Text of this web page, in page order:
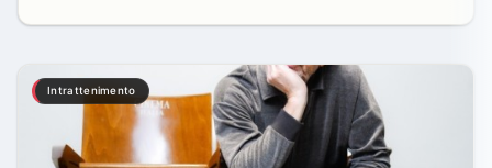
Intrattenimento